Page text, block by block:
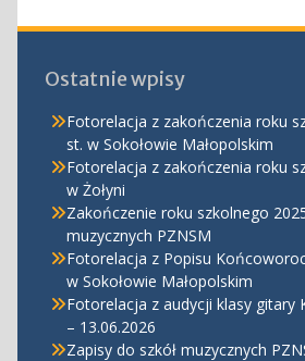
Ostatnie wpisy
Fotorelacja z zakończenia roku
st. w Sokołowie Małopolskim
Fotorelacja z zakończenia roku
w Żołyni
Zakończenie roku szkolnego
muzycznych PZNSM
Fotorelacja z Popisu
w Sokołowie Małopolskim
Fotorelacja z audycji klasy gitary
– 13.06.2026
Zapisy do szkół muzycznych